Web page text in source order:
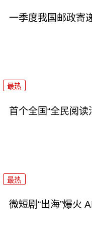
一季度我国邮政寄
最热
首个全国“全民阅读
最热
微短剧“出海”爆火